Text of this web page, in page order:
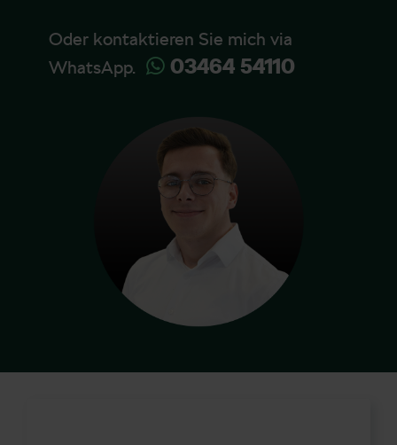
Oder kontaktieren Sie mich via
WhatsApp.
03464 54110